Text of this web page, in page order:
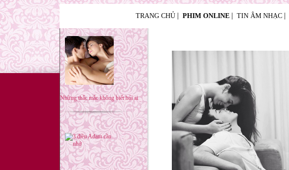
TRANG CHỦ | PHIM ONLINE | TIN ÂM NHẠC |
Những thắc mắc không biết hỏi ai